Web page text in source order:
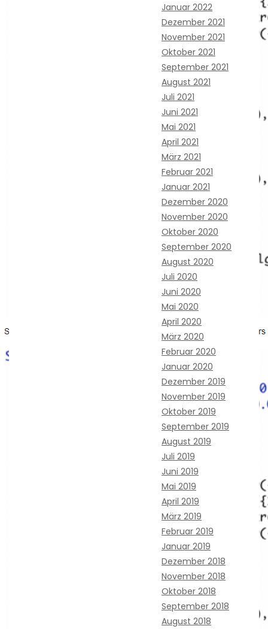
Januar 2022
Dezember 2021
November 2021
Oktober 2021
September 2021
August 2021
Juli 2021
Juni 2021
Mai 2021
April 2021
März 2021
Februar 2021
Januar 2021
Dezember 2020
November 2020
Oktober 2020
September 2020
August 2020
Juli 2020
Juni 2020
Mai 2020
April 2020
März 2020
Februar 2020
Januar 2020
Dezember 2019
November 2019
Oktober 2019
September 2019
August 2019
Juli 2019
Juni 2019
Mai 2019
April 2019
März 2019
Februar 2019
Januar 2019
Dezember 2018
November 2018
Oktober 2018
September 2018
August 2018